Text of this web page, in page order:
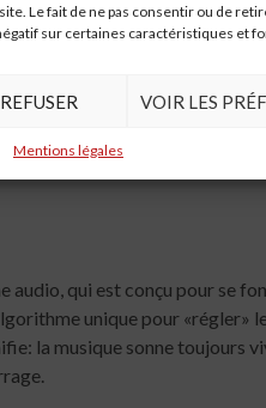
Le fait de ne pas consentir ou de
sur certaines caractéristiques et
REFUSER VOIR LES
Mentions légales
performances.
et le placement
plus grand que la
comme si nous étions à un
silencieuse, grâce à la
qui est conçu pour se
unique pour «régler»
la musique sonne toujours